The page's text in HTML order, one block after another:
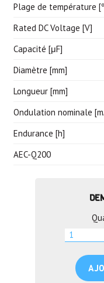
Plage de température
Rated DC Voltage [V]
Capacité [μF]
Diamètre [mm]
Longueur [mm]
Ondulation nominale
Endurance [h]
AEC-Q200